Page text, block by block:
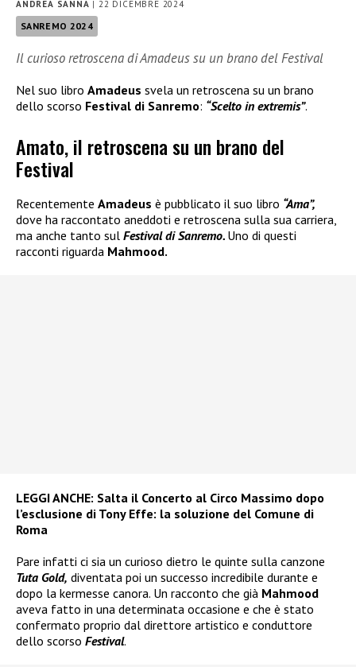
ANDREA SANNA |22 DICEMBRE 2024
SANREMO 2024
Il curioso retroscena di Amadeus su un brano del Festival
Nel suo libro Amadeus svela un retroscena su un brano
dello scorso Festival di Sanremo: “Scelto in extremis”.
Amato, il retroscena su un brano del
Festival
Recentemente Amadeus è pubblicato il suo libro “Ama”,
dove ha raccontato aneddoti e retroscena sulla sua carriera,
ma anche tanto sul Festival di Sanremo. Uno di questi
racconti riguarda Mahmood.
LEGGI ANCHE: Salta il Concerto al Circo Massimo dopo
l’esclusione di Tony Effe: la soluzione del Comune di
Roma
Pare infatti ci sia un curioso dietro le quinte sulla canzone
Tuta Gold, diventata poi un successo incredibile durante e
dopo la kermesse canora. Un racconto che già Mahmood
aveva fatto in una determinata occasione e che è stato
confermato proprio dal direttore artistico e conduttore
dello scorso Festival.